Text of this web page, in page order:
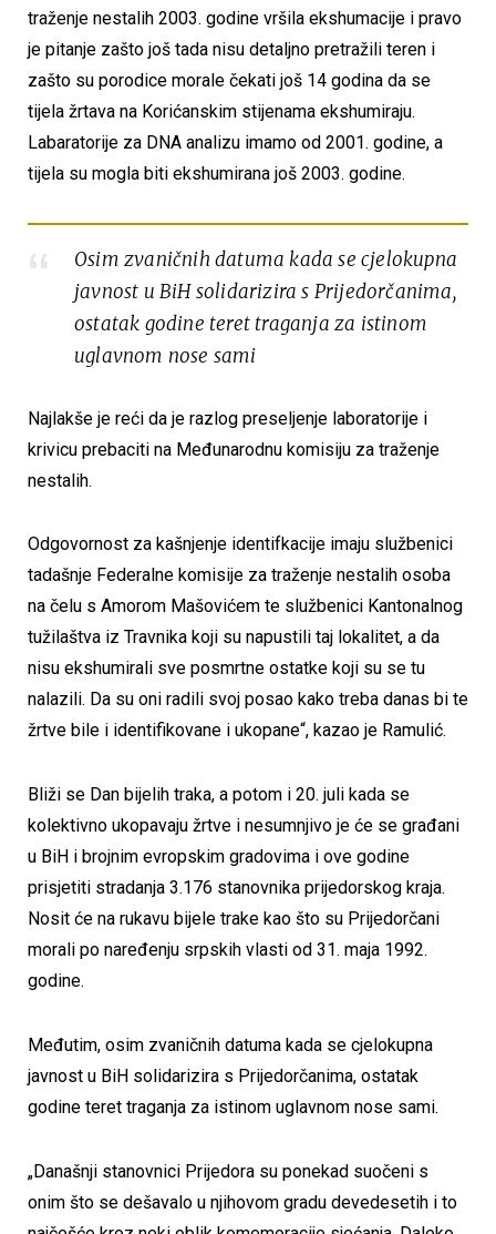
traženje nestalih 2003. godine vršila ekshumacije i pravo
je pitanje zašto još tada nisu detaljno pretražili teren i
zašto su porodice morale čekati još 14 godina da se
tijela žrtava na Korićanskim stijenama ekshumiraju.
Labaratorije za DNA analizu imamo od 2001. godine, a
tijela su mogla biti ekshumirana još 2003. godine.
Osim zvaničnih datuma kada se cjelokupna
javnost u BiH solidarizira s Prijedorčanima,
ostatak godine teret traganja za istinom
uglavnom nose sami
Najlakše je reći da je razlog preseljenje laboratorije i
krivicu prebaciti na Međunarodnu komisiju za traženje
nestalih.
Odgovornost za kašnjenje identifkacije imaju službenici
tadašnje Federalne komisije za traženje nestalih osoba
na čelu s Amorom Mašovićem te službenici Kantonalnog
tužilaštva iz Travnika koji su napustili taj lokalitet, a da
nisu ekshumirali sve posmrtne ostatke koji su se tu
nalazili. Da su oni radili svoj posao kako treba danas bi te
žrtve bile i identifikovane i ukopane“, kazao je Ramulić.
Bliži se Dan bijelih traka, a potom i 20. juli kada se
kolektivno ukopavaju žrtve i nesumnjivo je će se građani
u BiH i brojnim evropskim gradovima i ove godine
prisjetiti stradanja 3.176 stanovnika prijedorskog kraja.
Nosit će na rukavu bijele trake kao što su Prijedorčani
morali po naređenju srpskih vlasti od 31. maja 1992.
godine.
Međutim, osim zvaničnih datuma kada se cjelokupna
javnost u BiH solidarizira s Prijedorčanima, ostatak
godine teret traganja za istinom uglavnom nose sami.
„Današnji stanovnici Prijedora su ponekad suočeni s
onim što se dešavalo u njihovom gradu devedesetih i to